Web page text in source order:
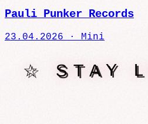
Pauli Punker Records
23.04.2026 · Mini
☆ STAY